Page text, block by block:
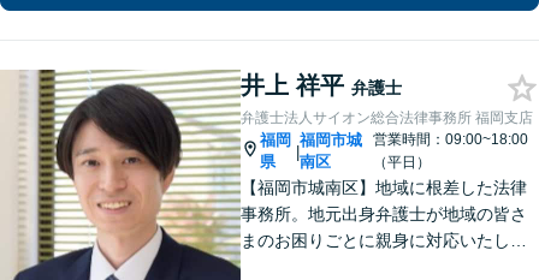
井上 祥平 弁護士
弁護士法人サイオン総合法律事務所 福岡支店
福岡
県
|
福岡市城
南区
営業時間：09:00~18:00
（平日）
【福岡市城南区】地域に根差した法律
事務所。地元出身弁護士が地域の皆さ
まのお困りごとに親身に対応いたしま